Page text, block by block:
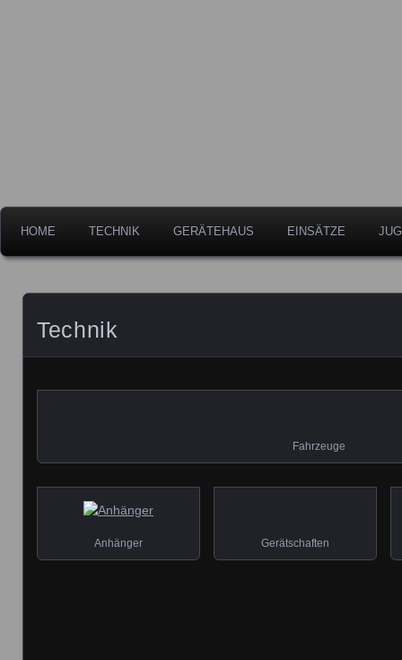
HOME TECHNIK GERÄTEHAUS EINSÄTZE
Technik
Fahrzeuge
Anhänger Gerätschaften